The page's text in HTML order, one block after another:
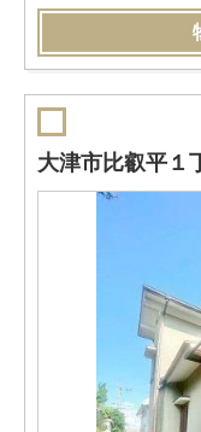
大津市比叡平１